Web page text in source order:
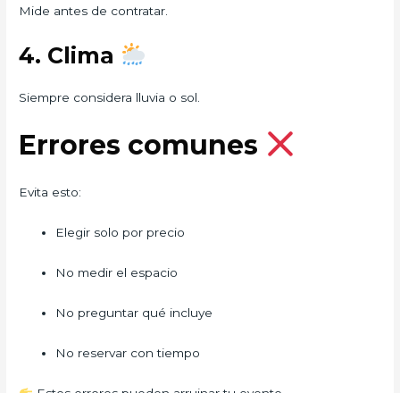
Mide antes de contratar.
4. Clima
Siempre considera lluvia o sol.
Errores comunes
Evita esto:
Elegir solo por precio
No medir el espacio
No preguntar qué incluye
No reservar con tiempo